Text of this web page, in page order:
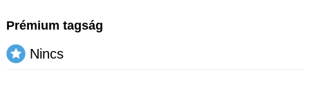
Prémium tagság
Nincs